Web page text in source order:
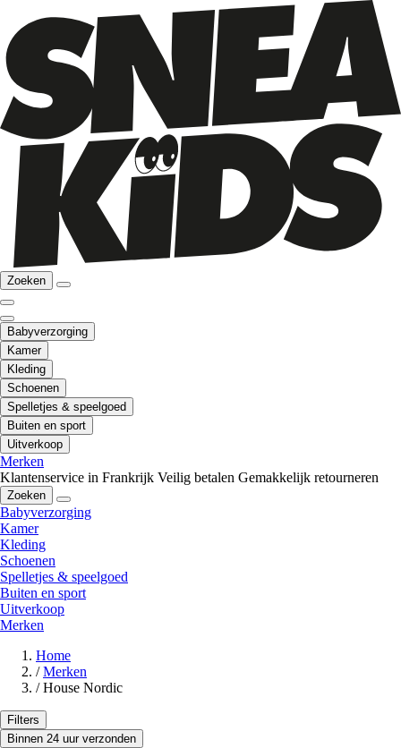
Zoeken
Babyverzorging
Kamer
Kleding
Schoenen
Spelletjes & speelgoed
Buiten en sport
Uitverkoop
Merken
Klantenservice in Frankrijk Veilig betalen Gemakkelijk retourneren
Zoeken
Babyverzorging
Kamer
Kleding
Schoenen
Spelletjes & speelgoed
Buiten en sport
Uitverkoop
Merken
Home
/ Merken
/ House Nordic
Filters
Binnen 24 uur verzonden